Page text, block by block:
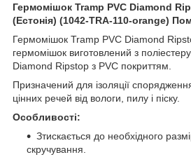
Гермомішок Tramp PVC Diamond
(Естонія) (1042-TRA-110-orange)
Гермомішок Tramp PVC Diamond
гермомішок виготовлений з
Diamond Ripstop з PVC покриттям.
Призначений для ізоляції
цінних речей від вологи, пилу і піску.
Особливості:
Зтискається до необхідного
скручування.